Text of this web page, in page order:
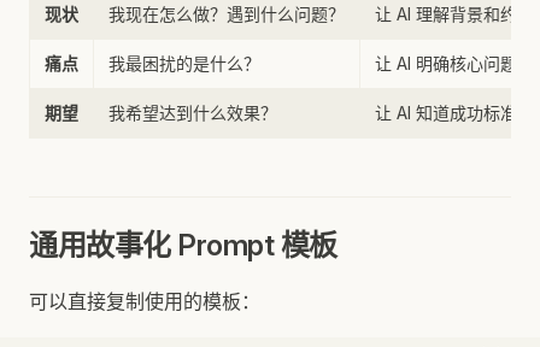
现状 我现在怎么做？遇到什么问题？ 让 AI 理解背景和约束
痛点 我最困扰的是什么？ 让 AI 明确核心问题
期望 我希望达到什么效果？ 让 AI 知道成功标准
通用故事化 Prompt 模板
可以直接复制使用的模板：